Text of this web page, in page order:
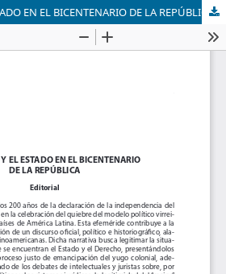
EN EL BICENTENARIO DE LA REPÚBLICA